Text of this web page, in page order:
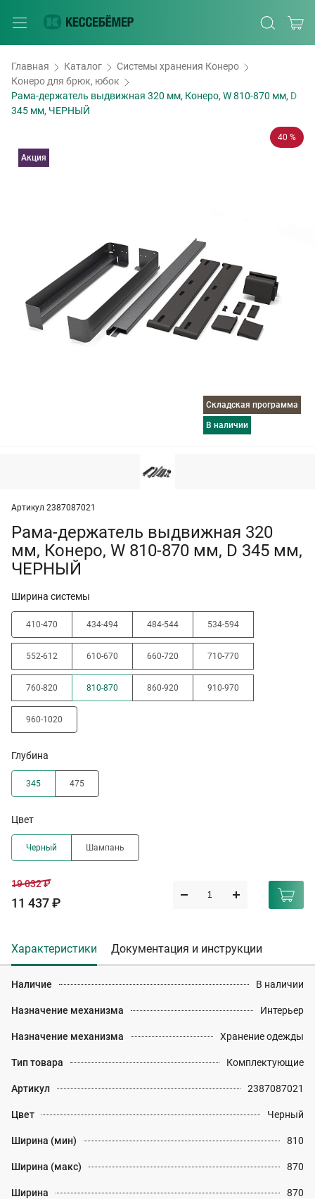
Главная Каталог
Системы хранения Конеро
Конеро для брюк, юбок
Рама-держатель выдвижная 320 мм, Конеро, W 810-870 мм, D
345 мм, ЧЕРНЫЙ
40 %
Складская программа
в наличии
Акция
Артикул 2387087021
Рама-держатель выдвижная 320
мм, Конеро, W 810-870 мм, D 345 мм,
ЧЕРНЫЙ
Ширина системы
410-470 434-494 484-544 534-594
552-612 610-670 660-720 710-770
760-820 810-870 860-920 910-970
960-1020
Глубина
345 475
Цвет
Черный Шампань
19 032 ₽
11 437 ₽
Характеристики Документация и инструкции
Наличие В наличии
Назначение механизма Интерьер
Назначение механизма Хранение одежды
Тип товара Комплектующие
Артикул 2387087021
Цвет Черный
Ширина (мин) 810
Ширина (макс) 870
Ширина 870